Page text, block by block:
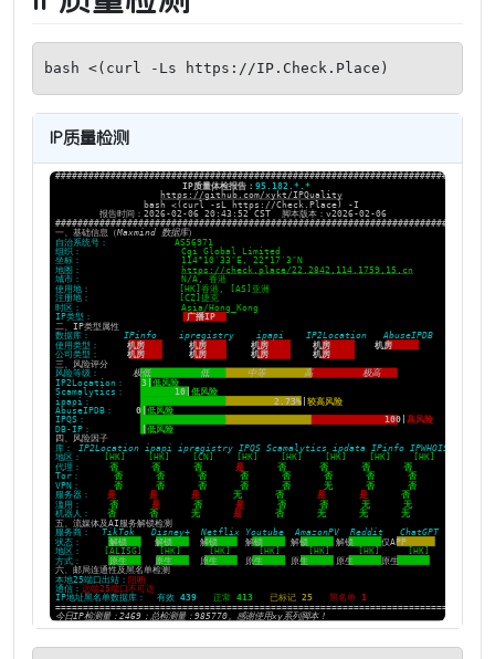
bash <(curl -Ls https://IP.Check.Place)
IP质量检测